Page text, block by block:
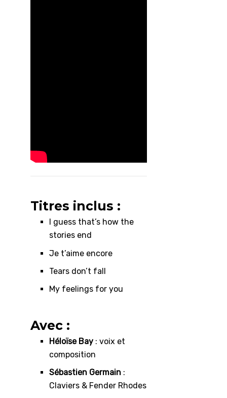
Titres inclus :
I guess that’s how the
stories end
Je t’aime encore
Tears don’t fall
My feelings for you
Avec :
Héloïse Bay: voix et
composition
Sébastien Germain:
Claviers & Fender Rhodes